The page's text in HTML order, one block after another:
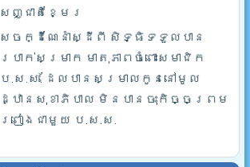
សញ្ជាតិខ្មែរ
សេចក្ដីណែនាំស្ដីពី សិទ្ធិទទួលបាន
ប្រាក់សម្រាក មាតុភាពចំពោះសមាជិក
ប.ស.ស. ដែលបានសម្រាលកូននៅមូល
ដ្ឋានសុខាភិបាល មិនបានចុះកិច្ចព្រម
ព្រៀងជាមួយ ប.ស.ស.